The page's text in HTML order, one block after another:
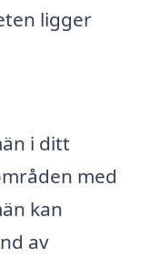
ligger
i ditt
med
kan
av